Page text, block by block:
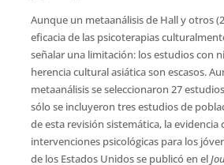
Aunque un metaanálisis de Hall y otros
eficacia de las psicoterapias
señalar una limitación: los estudios con
herencia cultural asiática son escasos.
metaanálisis se seleccionaron 27
sólo se incluyeron tres estudios de
de esta revisión sistemática, la evidencia
intervenciones psicológicas para los
de los Estados Unidos se publicó en el